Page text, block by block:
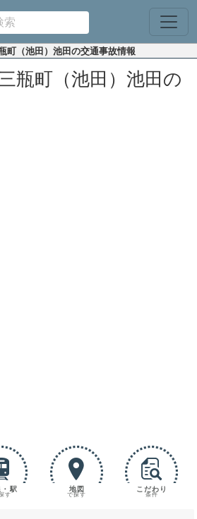
町（池田）池田の交通事故情報
瓶町（池田）池田の
・駅
す
地図
で探す
こだわり
条件